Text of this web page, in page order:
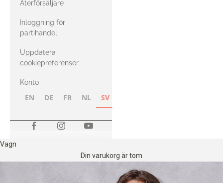
med Heavy
Merino
Återförsäljare
Inloggning för
partihandel
Uppdatera
cookiepreferenser
Konto
EN DE FR NL SV
Vagn
Din varukorg är tom